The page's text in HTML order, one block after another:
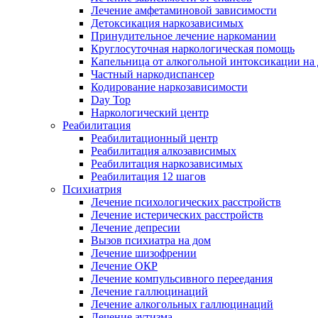
Лечение амфетаминовой зависимости
Детоксикация наркозависимых
Принудительное лечение наркомании
Круглосуточная наркологическая помощь
Капельница от алкогольной интоксикации на
Частный наркодиспансер
Кодирование наркозависимости
Day Top
Наркологический центр
Реабилитация
Реабилитационный центр
Реабилитация алкозависимых
Реабилитация наркозависимых
Реабилитация 12 шагов
Психиатрия
Лечение психологических расстройств
Лечение истерических расстройств
Лечение депресии
Вызов психиатра на дом
Лечение шизофрении
Лечение ОКР
Лечение компульсивного переедания
Лечение галлюцинаций
Лечение алкогольных галлюцинаций